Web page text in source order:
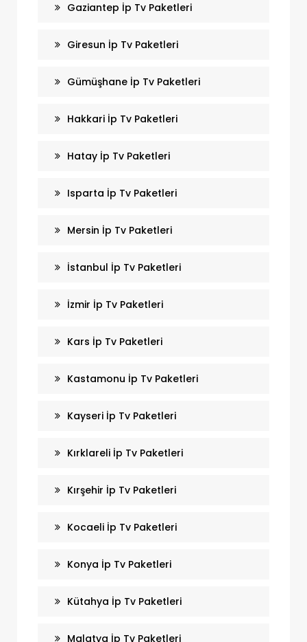
Gaziantep İp Tv Paketleri
Giresun İp Tv Paketleri
Gümüşhane İp Tv Paketleri
Hakkari İp Tv Paketleri
Hatay İp Tv Paketleri
Isparta İp Tv Paketleri
Mersin İp Tv Paketleri
İstanbul İp Tv Paketleri
İzmir İp Tv Paketleri
Kars İp Tv Paketleri
Kastamonu İp Tv Paketleri
Kayseri İp Tv Paketleri
Kırklareli İp Tv Paketleri
Kırşehir İp Tv Paketleri
Kocaeli İp Tv Paketleri
Konya İp Tv Paketleri
Kütahya İp Tv Paketleri
Malatya İp Tv Paketleri